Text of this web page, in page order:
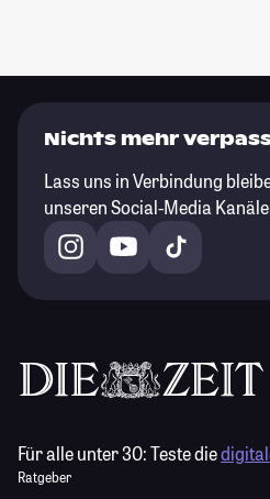
Nichts mehr
Lass uns in Verbindung
unseren Social-Media
Für alle unter 30:Teste die
Ratgeber